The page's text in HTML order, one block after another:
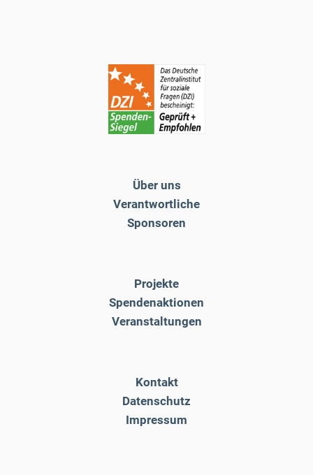
Über uns
Verantwortliche
Sponsoren
Projekte
Spendenaktionen
Veranstaltungen
Kontakt
Datenschutz
Impressum